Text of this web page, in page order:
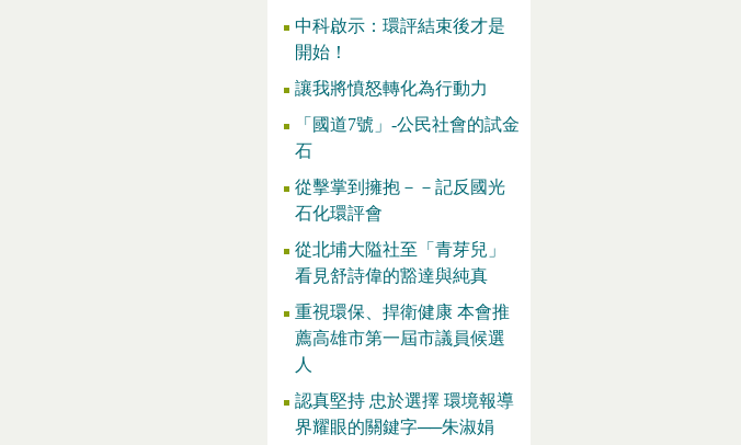
中科啟示：環評結束後才是
開始！
讓我將憤怒轉化為行動力
「國道7號」-公民社會的試金
石
從擊掌到擁抱－－記反國光
石化環評會
從北埔大隘社至「青芽兒」
看見舒詩偉的豁達與純真
重視環保、捍衛健康 本會推
薦高雄市第一屆市議員候選
人
認真堅持 忠於選擇 環境報導
界耀眼的關鍵字──朱淑娟